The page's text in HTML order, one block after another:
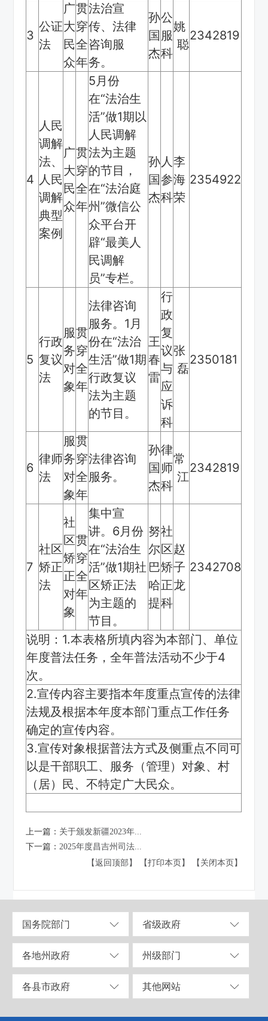
3
公证
法
广
大
民
众
贯
穿
全
年
法治宣
传、法律
咨询服
务。
孙
国
杰
公
服
科
姚
聪
2342819
4
人民
调解
法、
人民
调解
典型
案例
广
大
民
众
贯
穿
全
年
5月份
在“法治生
活”做1期以
人民调解
法为主题
的节目，
在“法治庭
州”微信公
众平台开
辟“最美人
民调解
员”专栏。
孙
国
杰
人
参
科
李
海
荣
2354922
5
行政
复议
法
服
务
对
象
贯
穿
全
年
法律咨询
服务。1月
份在“法治
生活”做1期
行政复议
法为主题
的节目。
王
春
雷
行
政
复
议
与
应
诉
科
张
磊
2350181
6
律师
法
服
务
对
象
贯
穿
全
年
法律咨询
服务。
孙
国
杰
律
师
科
常
江
2342819
7
社区
矫正
法
社
区
矫
正
对
象
贯
穿
全
年
集中宣
讲。6月份
在“法治生
活”做1期社
区矫正法
为主题的
节目。
努
尔
巴
哈
提
社
区
矫
正
科
赵
子
龙
2342708
说明：1.本表格所填内容为本部门、单位
年度普法任务，全年普法活动不少于4
次。
2.宣传内容主要指本年度重点宣传的法律
法规及根据本年度本部门重点工作任务
确定的宣传内容。
3.宣传对象根据普法方式及侧重点不同可
以是干部职工、服务（管理）对象、村
（居）民、不特定广大民众。
上一篇： 关于颁发新疆2023年...
下一篇： 2025年度昌吉州司法...
【返回顶部】
【打印本页】 【关闭本页】
国务院部门 省级政府
各地州政府 州级部门
各县市政府 其他网站